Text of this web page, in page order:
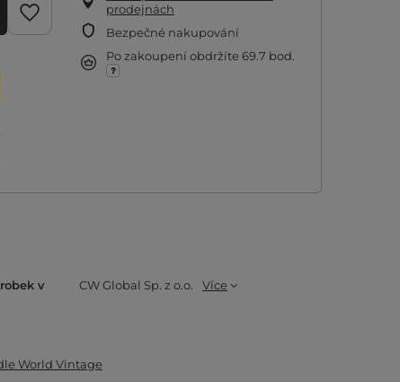
prodejnách
Bezpečné nakupování
Po zakoupení obdržíte 69.7 bod.
v
CW Global Sp. z o.o. Více
World Vintage